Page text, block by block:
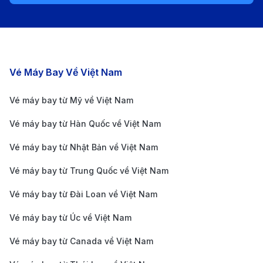
Thông tin về sân bay quốc tế Adolfo
(MAD) không chỉ là sân bay lớn nhất của Madrid mà
còn là một trong những trung tâm hàng không nhộn
nhịp nhất châu Âu. Cách trung tâm thành phố chỉ
khoảng 14km về phía Đông Bắc, sân bay này đóng
điểm đến quốc tế, phục vụ hàng triệu hành khách mỗi
năm và mang đến những trải nghiệm tiện nghi, hiện
Các chặng bay nổi bật
Vé Máy Bay Về Việt Nam
Vé máy bay từ Mỹ về Việt Nam
Vé máy bay từ Hàn Quốc về Việt Nam
Vé máy bay từ Nhật Bản về Việt Nam
Vé máy bay từ Trung Quốc về Việt Nam
Vé máy bay từ Đài Loan về Việt Nam
Vé máy bay từ Úc về Việt Nam
Vé máy bay từ Canada về Việt Nam